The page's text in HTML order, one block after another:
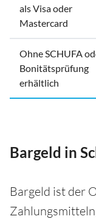
als Visa oder
Mastercard
Ohne SCHUFA
Bonitätsprüfung
erhältlich
Bargeld in
Bargeld ist der